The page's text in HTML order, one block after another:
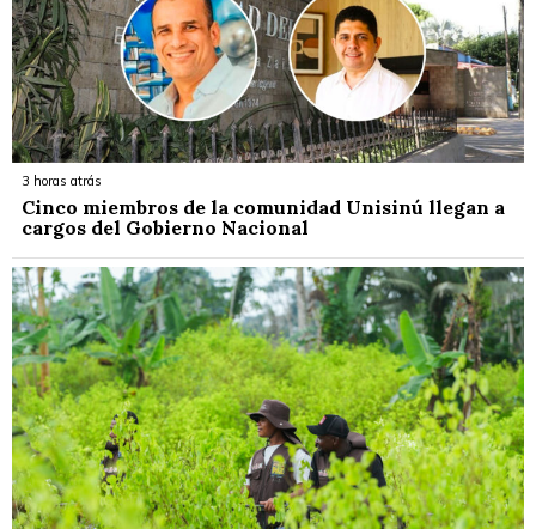
3 horas atrás
Cinco miembros de la comunidad Unisinú llegan a
cargos del Gobierno Nacional